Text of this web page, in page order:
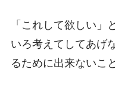
「これして欲しい」
いろ考えてしてあげ
るために出来ないこ